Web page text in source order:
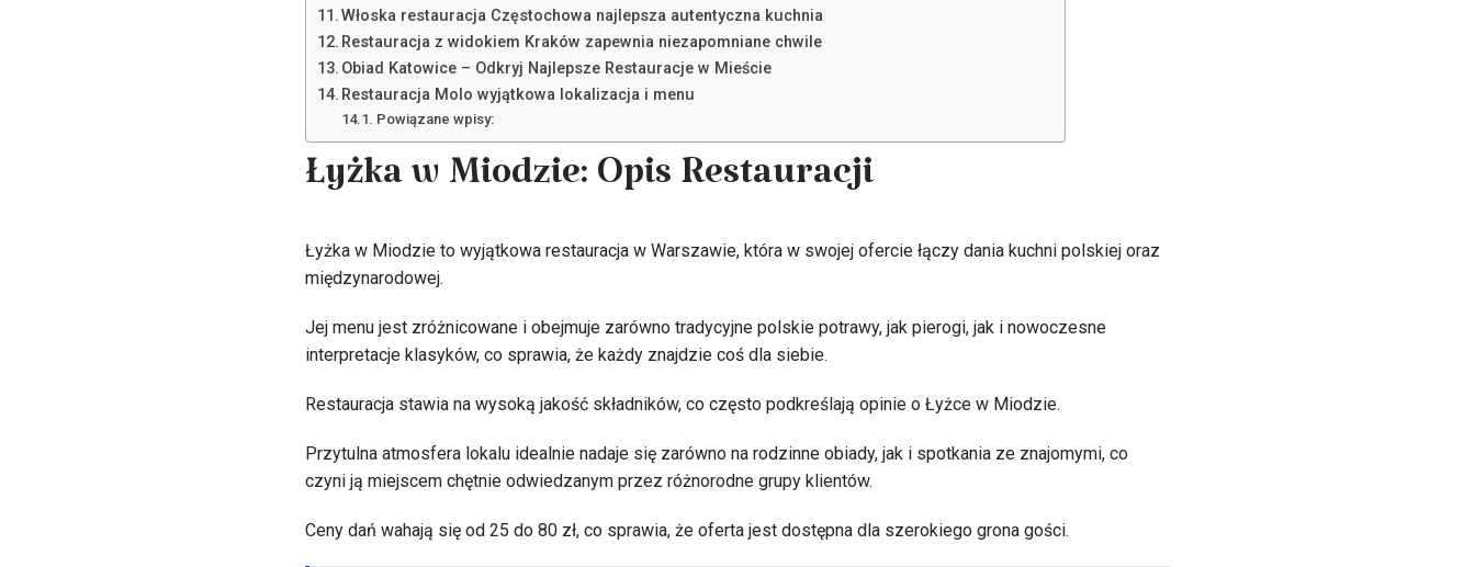
Włoska restauracja Częstochowa najlepsza autentyczna kuchnia
Restauracja z widokiem Kraków zapewnia niezapomniane chwile
Obiad Katowice – Odkryj Najlepsze Restauracje w Mieście
Restauracja Molo wyjątkowa lokalizacja i menu
Powiązane wpisy:
Łyżka w Miodzie: Opis Restauracji
Łyżka w Miodzie to wyjątkowa restauracja w Warszawie, która w swojej ofercie łączy dania kuchni polskiej oraz
międzynarodowej.
Jej menu jest zróżnicowane i obejmuje zarówno tradycyjne polskie potrawy, jak pierogi, jak i nowoczesne
interpretacje klasyków, co sprawia, że każdy znajdzie coś dla siebie.
Restauracja stawia na wysoką jakość składników, co często podkreślają opinie o Łyżce w Miodzie.
Przytulna atmosfera lokalu idealnie nadaje się zarówno na rodzinne obiady, jak i spotkania ze znajomymi, co
czyni ją miejscem chętnie odwiedzanym przez różnorodne grupy klientów.
Ceny dań wahają się od 25 do 80 zł, co sprawia, że oferta jest dostępna dla szerokiego grona gości.